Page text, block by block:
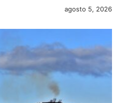
agosto 5, 2026